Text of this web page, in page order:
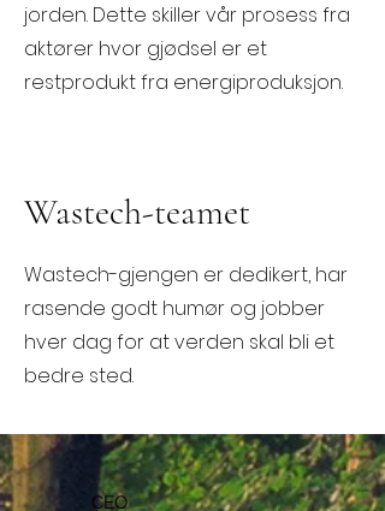
jorden. Dette skiller vår prosess fra
aktører hvor gjødsel er et
restprodukt fra energiproduksjon.
Wastech-teamet
Wastech-gjengen er dedikert, har
rasende godt humør og jobber
hver dag for at verden skal bli et
bedre sted.
CEO